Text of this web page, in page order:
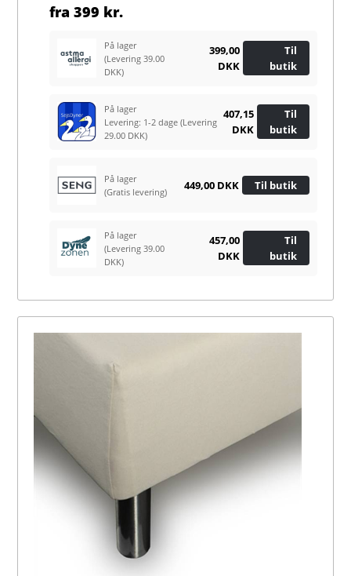
fra399 kr.
På lager
(Levering 39.00
DKK)
399,00
DKK
Til
butik
På lager
Levering: 1-2 dage(Levering
29.00 DKK)
407,15
DKK
Til
butik
På lager
(Gratis levering)
449,00 DKK Til butik
På lager
(Levering 39.00
DKK)
457,00
DKK
Til
butik